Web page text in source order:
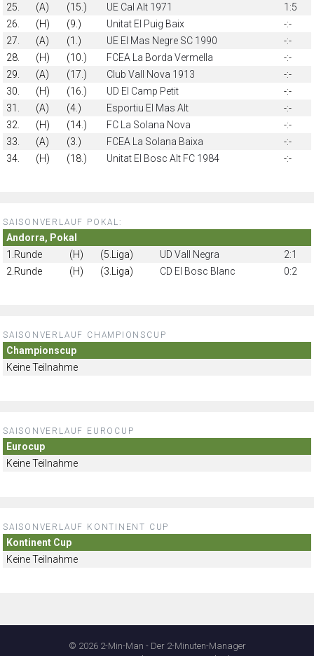
25.
(A) (15.) UE Cal Alt 1971
1:5
26.
(H) (9.) Unitat El Puig Baix
-:-
27.
(A) (1.) UE El Mas Negre SC 1990
-:-
28.
(H) (10.) FCEA La Borda Vermella
-:-
29.
(A) (17.) Club Vall Nova 1913
-:-
30.
(H) (16.) UD El Camp Petit
-:-
31.
(A) (4.) Esportiu El Mas Alt
-:-
32.
(H) (14.) FC La Solana Nova
-:-
33.
(A) (3.) FCEA La Solana Baixa
-:-
34.
(H) (18.) Unitat El Bosc Alt FC 1984 -:-
SAISONVERLAUF POKAL:
Andorra, Pokal
1.Runde
(H) (5.Liga) UD Vall Negra
2:1
2.Runde
(H) (3.Liga) CD El Bosc Blanc 0:2
SAISONVERLAUF CHAMPIONSCUP
Championscup
Keine Teilnahme
SAISONVERLAUF EUROCUP
Eurocup
Keine Teilnahme
SAISONVERLAUF KONTINENT CUP
Kontinent Cup
Keine Teilnahme
© 2026 2-Min-Man - Der 2-Minuten-Manager